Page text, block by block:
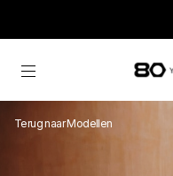
Terug naar Modellen